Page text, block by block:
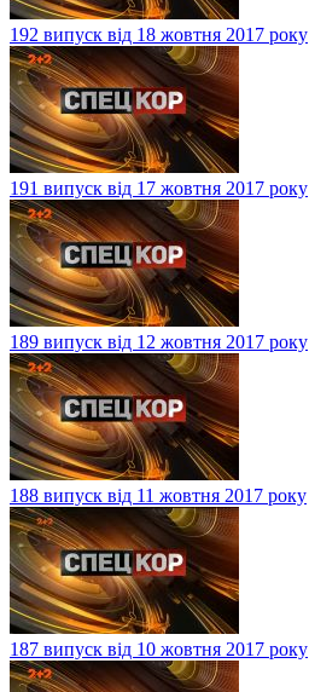
192 випуск від 18 жовтня 2017 року
191 випуск від 17 жовтня 2017 року
189 випуск від 12 жовтня 2017 року
188 випуск від 11 жовтня 2017 року
187 випуск від 10 жовтня 2017 року